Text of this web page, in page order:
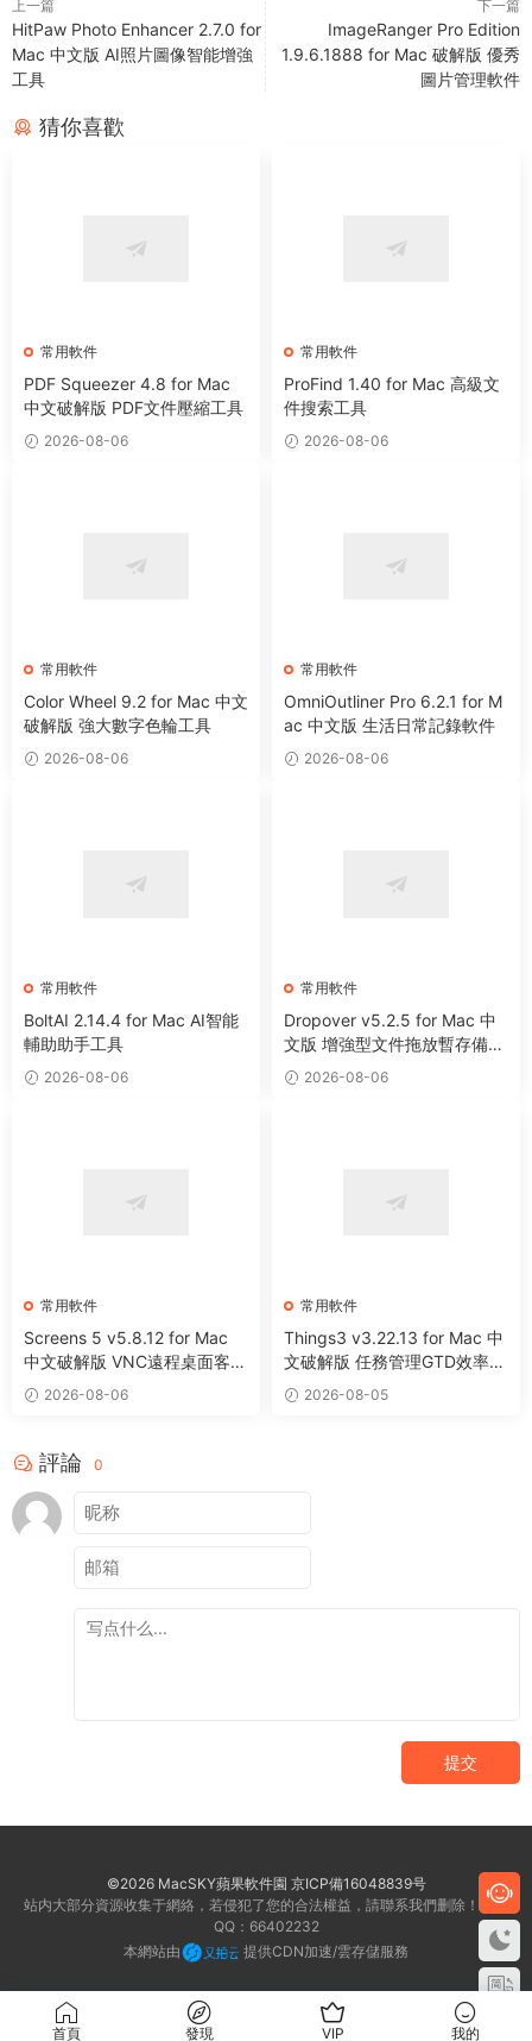
上一篇
HitPaw Photo Enhancer 2.7.0 for
Mac 中文版 AI照片圖像智能增強
工具
下一篇
ImageRanger Pro Edition
1.9.6.1888 for Mac 破解版 優秀
圖片管理軟件
猜你喜歡
常用軟件
PDF Squeezer 4.8 for Mac
中文破解版 PDF文件壓縮工具
2026-08-06
常用軟件
ProFind 1.40 for Mac 高級文
件搜索工具
2026-08-06
常用軟件
Color Wheel 9.2 for Mac 中文
破解版 強大數字色輪工具
2026-08-06
常用軟件
OmniOutliner Pro 6.2.1 for M
ac 中文版 生活日常記錄軟件
2026-08-06
常用軟件
BoltAI 2.14.4 for Mac AI智能
輔助助手工具
2026-08-06
常用軟件
Dropover v5.2.5 for Mac 中
文版 增強型文件拖放暫存備用
整理工具
2026-08-06
常用軟件
Screens 5 v5.8.12 for Mac
中文破解版 VNC遠程桌面客戶
端應用程序
2026-08-06
常用軟件
Things3 v3.22.13 for Mac 中
文破解版 任務管理GTD效率工
具 2026-08-05
評論 0
提交
©2026 MacSKY蘋果軟件園 京ICP備16048839号
站内大部分資源收集于網絡，若侵犯了您的合法權益，請聯系我們删除！客服
QQ：66402232
本網站由
提供CDN加速/雲存儲服務
首頁 發現 VIP 我的